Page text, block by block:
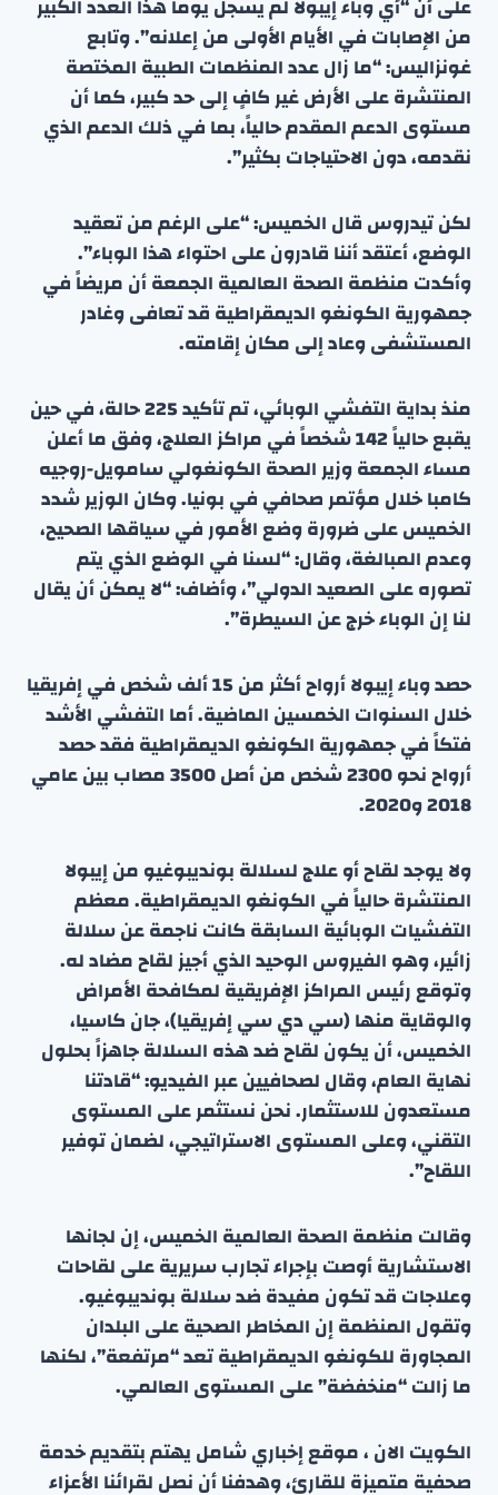
على أن “أي وباء إيبولا لم يسجل يوماً هذا العدد الكبير
من الإصابات في الأيام الأولى من إعلانه”. وتابع
غونزاليس: “ما زال عدد المنظمات الطبية المختصة
المنتشرة على الأرض غير كافٍ إلى حد كبير، كما أن
مستوى الدعم المقدم حالياً، بما في ذلك الدعم الذي
نقدمه، دون الاحتياجات بكثير”.
لكن تيدروس قال الخميس: “على الرغم من تعقيد
الوضع، أعتقد أننا قادرون على احتواء هذا الوباء”.
وأكدت منظمة الصحة العالمية الجمعة أن مريضاً في
جمهورية الكونغو الديمقراطية قد تعافى وغادر
المستشفى وعاد إلى مكان إقامته.
منذ بداية التفشي الوبائي، تم تأكيد 225 حالة، في حين
يقبع حالياً 142 شخصاً في مراكز العلاج، وفق ما أعلن
مساء الجمعة وزير الصحة الكونغولي سامويل-روجيه
كامبا خلال مؤتمر صحافي في بونيا. وكان الوزير شدد
الخميس على ضرورة وضع الأمور في سياقها الصحيح،
وعدم المبالغة، وقال: “لسنا في الوضع الذي يتم
تصوره على الصعيد الدولي”، وأضاف: “لا يمكن أن يقال
لنا إن الوباء خرج عن السيطرة”.
حصد وباء إيبولا أرواح أكثر من 15 ألف شخص في إفريقيا
خلال السنوات الخمسين الماضية. أما التفشي الأشد
فتكاً في جمهورية الكونغو الديمقراطية فقد حصد
أرواح نحو 2300 شخص من أصل 3500 مصاب بين عامي
2018 و2020.
ولا يوجد لقاح أو علاج لسلالة بونديبوغيو من إيبولا
المنتشرة حالياً في الكونغو الديمقراطية. معظم
التفشيات الوبائية السابقة كانت ناجمة عن سلالة
زائير، وهو الفيروس الوحيد الذي أجيز لقاح مضاد له.
وتوقع رئيس المراكز الإفريقية لمكافحة الأمراض
والوقاية منها (سي دي سي إفريقيا)، جان كاسيا،
الخميس، أن يكون لقاح ضد هذه السلالة جاهزاً بحلول
نهاية العام، وقال لصحافيين عبر الفيديو: “قادتنا
مستعدون للاستثمار. نحن نستثمر على المستوى
التقني، وعلى المستوى الاستراتيجي، لضمان توفير
اللقاح”.
وقالت منظمة الصحة العالمية الخميس، إن لجانها
الاستشارية أوصت بإجراء تجارب سريرية على لقاحات
وعلاجات قد تكون مفيدة ضد سلالة بونديبوغيو.
وتقول المنظمة إن المخاطر الصحية على البلدان
المجاورة للكونغو الديمقراطية تعد “مرتفعة”، لكنها
ما زالت “منخفضة” على المستوى العالمي.
الكويت الان ، موقع إخباري شامل يهتم بتقديم خدمة
صحفية متميزة للقارئ، وهدفنا أن نصل لقرائنا الأعزاء